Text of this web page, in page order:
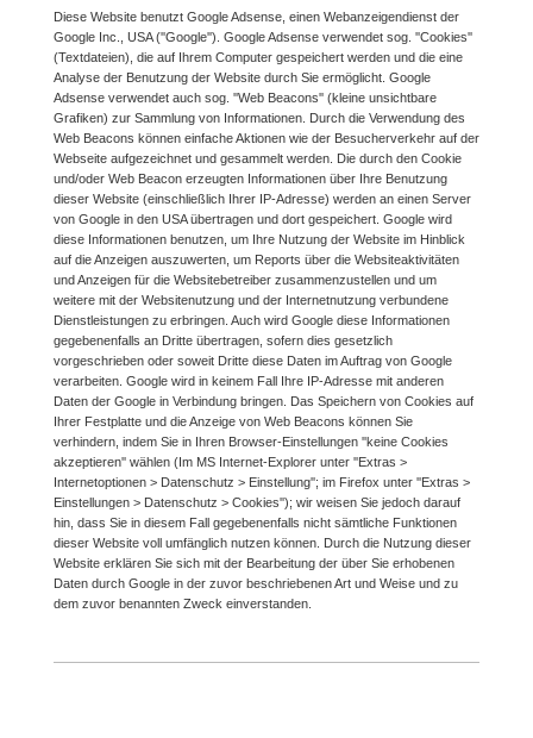
Diese Website benutzt Google Adsense, einen Webanzeigendienst der
Google Inc., USA (''Google''). Google Adsense verwendet sog. ''Cookies''
(Textdateien), die auf Ihrem Computer gespeichert werden und die eine
Analyse der Benutzung der Website durch Sie ermöglicht. Google
Adsense verwendet auch sog. ''Web Beacons'' (kleine unsichtbare
Grafiken) zur Sammlung von Informationen. Durch die Verwendung des
Web Beacons können einfache Aktionen wie der Besucherverkehr auf der
Webseite aufgezeichnet und gesammelt werden. Die durch den Cookie
und/oder Web Beacon erzeugten Informationen über Ihre Benutzung
dieser Website (einschließlich Ihrer IP-Adresse) werden an einen Server
von Google in den USA übertragen und dort gespeichert. Google wird
diese Informationen benutzen, um Ihre Nutzung der Website im Hinblick
auf die Anzeigen auszuwerten, um Reports über die Websiteaktivitäten
und Anzeigen für die Websitebetreiber zusammenzustellen und um
weitere mit der Websitenutzung und der Internetnutzung verbundene
Dienstleistungen zu erbringen. Auch wird Google diese Informationen
gegebenenfalls an Dritte übertragen, sofern dies gesetzlich
vorgeschrieben oder soweit Dritte diese Daten im Auftrag von Google
verarbeiten. Google wird in keinem Fall Ihre IP-Adresse mit anderen
Daten der Google in Verbindung bringen. Das Speichern von Cookies auf
Ihrer Festplatte und die Anzeige von Web Beacons können Sie
verhindern, indem Sie in Ihren Browser-Einstellungen ''keine Cookies
akzeptieren'' wählen (Im MS Internet-Explorer unter ''Extras >
Internetoptionen > Datenschutz > Einstellung''; im Firefox unter ''Extras >
Einstellungen > Datenschutz > Cookies''); wir weisen Sie jedoch darauf
hin, dass Sie in diesem Fall gegebenenfalls nicht sämtliche Funktionen
dieser Website voll umfänglich nutzen können. Durch die Nutzung dieser
Website erklären Sie sich mit der Bearbeitung der über Sie erhobenen
Daten durch Google in der zuvor beschriebenen Art und Weise und zu
dem zuvor benannten Zweck einverstanden.